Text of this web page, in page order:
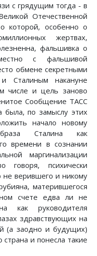
с грядущим тогда - в
Отечественной
которой, особенно о
жертвах,
фальшивка о
с фальшивой
обмене секретными
Сталиным накануне
числе и цель заново
Сообщение ТАСС
по замыслу этих
начало новому
Сталина как
времени в сознании
маргинализации
говоря, психически
не верившего и никому
матерившегося
счете едва ли не
как руководителя
здравствующих на
(а заодно и будущих)
и понесла такие